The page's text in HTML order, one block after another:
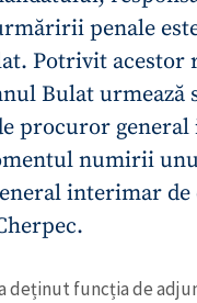
penale
Potrivit acestor
Bulat urmează
procuror
numirii
interimar de
deținut funcția de